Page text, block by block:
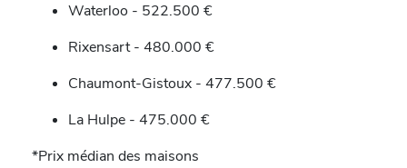
Waterloo - 522.500 €
Rixensart - 480.000 €
Chaumont-Gistoux - 477.500 €
La Hulpe - 475.000 €
*Prix médian des maisons